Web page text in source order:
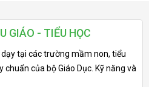
GIÁO - TIỂU HỌC
tại các trường mầm non, tiểu
của bộ Giáo Dục. Kỹ năng và